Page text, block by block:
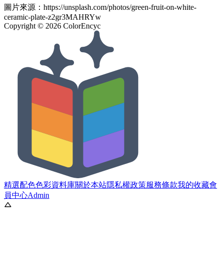
圖片來源： https://unsplash.com/photos/green-fruit-on-white-
ceramic-plate-z2gr3MAHRYw
Copyright © 2026 ColorEncyc
精選配色色彩資料庫關於本站隱私權政策服務條款我的收藏會
員中心Admin